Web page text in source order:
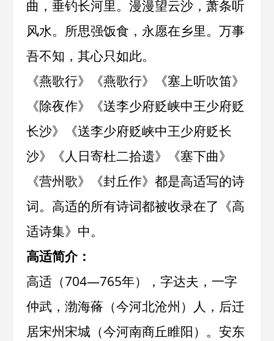
曲，垂钓长河里。漫漫望云沙，萧条听
风水。所思强饭食，永愿在乡里。万事
吾不知，其心只如此。
《燕歌行》《燕歌行》《塞上听吹笛》
《除夜作》《送李少府贬峡中王少府贬
长沙》《送李少府贬峡中王少府贬长
沙》《人日寄杜二拾遗》《塞下曲》
《营州歌》《封丘作》都是高适写的诗
词。高适的所有诗词都被收录在了《高
适诗集》中。
高适简介：
高适（704—765年），字达夫，一字
仲武，渤海蓨（今河北沧州）人，后迁
居宋州宋城（今河南商丘睢阳）。安东